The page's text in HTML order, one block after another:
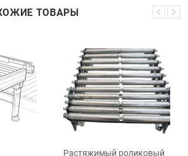
ТОВАРЫ
Растяжимый роликовый